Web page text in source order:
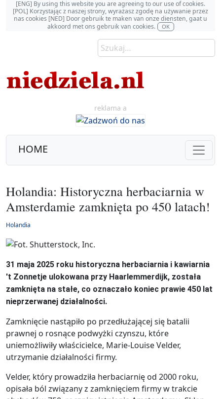
[ENG] By using this website you are agreeing to our use of cookies.
[POL] Korzystając z naszej strony, wyrażasz zgodę na używanie przez
nas cookies [NED] Door gebruik te maken van onze diensten, gaat u
akkoord met ons gebruik van cookies.
OK
reklama a
HOME
Holandia: Historyczna herbaciarnia w
Amsterdamie zamknięta po 450 latach!
Holandia
31 maja 2025 roku historyczna herbaciarnia i kawiarnia
't Zonnetje ulokowana przy Haarlemmerdijk, została
zamknięta na stałe, co oznaczało koniec prawie 450 lat
nieprzerwanej działalności.
Zamknięcie nastąpiło po przedłużającej się batalii
prawnej o rosnące podwyżki czynszu, które
uniemożliwiły właścicielce, Marie-Louise Velder,
utrzymanie działalności firmy.
Velder, który prowadziła herbaciarnię od 2000 roku,
opisała ból związany z zamknięciem firmy w trakcie